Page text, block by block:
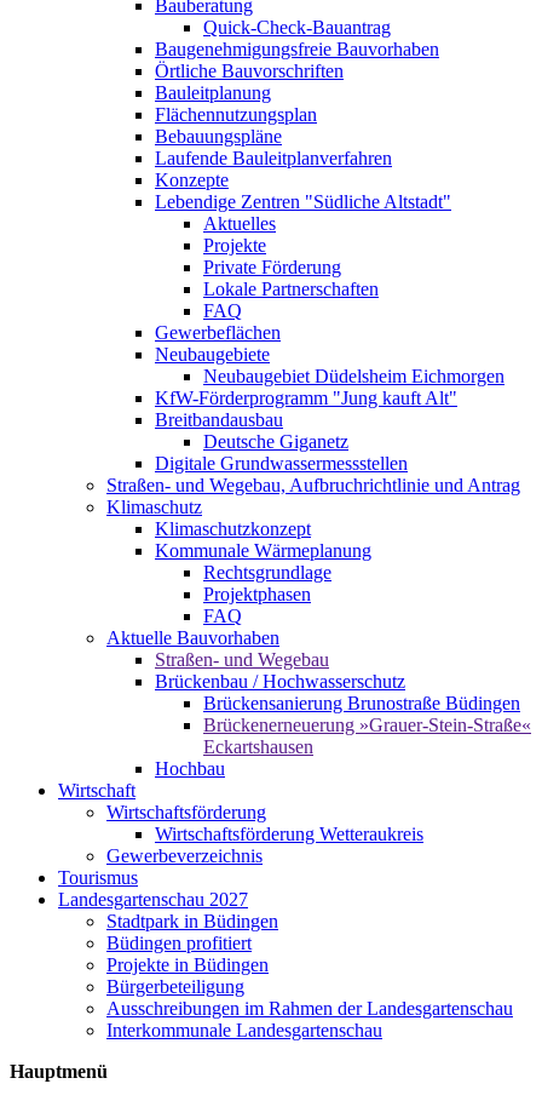
Bauberatung
Quick-Check-Bauantrag
Baugenehmigungsfreie Bauvorhaben
Örtliche Bauvorschriften
Bauleitplanung
Flächennutzungsplan
Bebauungspläne
Laufende Bauleitplanverfahren
Konzepte
Lebendige Zentren "Südliche Altstadt"
Aktuelles
Projekte
Private Förderung
Lokale Partnerschaften
FAQ
Gewerbeflächen
Neubaugebiete
Neubaugebiet Düdelsheim Eichmorgen
KfW-Förderprogramm "Jung kauft Alt"
Breitbandausbau
Deutsche Giganetz
Digitale Grundwassermessstellen
Straßen- und Wegebau, Aufbruchrichtlinie und Antrag
Klimaschutz
Klimaschutzkonzept
Kommunale Wärmeplanung
Rechtsgrundlage
Projektphasen
FAQ
Aktuelle Bauvorhaben
Straßen- und Wegebau
Brückenbau / Hochwasserschutz
Brückensanierung Brunostraße Büdingen
Brückenerneuerung »Grauer-Stein-Straße«
Eckartshausen
Hochbau
Wirtschaft
Wirtschaftsförderung
Wirtschaftsförderung Wetteraukreis
Gewerbeverzeichnis
Tourismus
Landesgartenschau 2027
Stadtpark in Büdingen
Büdingen profitiert
Projekte in Büdingen
Bürgerbeteiligung
Ausschreibungen im Rahmen der Landesgartenschau
Interkommunale Landesgartenschau
Hauptmenü